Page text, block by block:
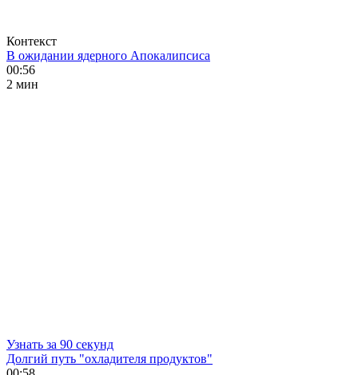
Контекст
В ожидании ядерного Апокалипсиса
00:56
2 мин
Узнать за 90 секунд
Долгий путь "охладителя продуктов"